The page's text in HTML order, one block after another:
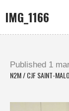
IMG_1166
Published 1
N2M / CJF SAINT-